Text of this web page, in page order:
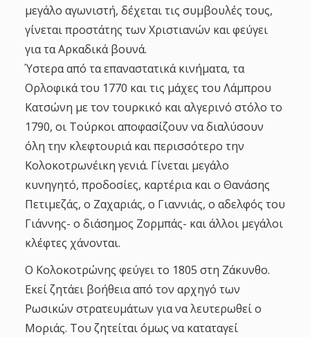
μεγάλο αγωνιστή, δέχεται τις συμβουλές τους,
γίνεται προστάτης των Χριστιανών και φεύγει
για τα Αρκαδικά βουνά.
Ύστερα από τα επαναστατικά κινήματα, τα
Ορλοφικά του 1770 και τις μάχες του Λάμπρου
Κατσώνη με τον τουρκικό και αλγερινό στόλο το
1790, οι Τούρκοι αποφασίζουν να διαλύσουν
όλη την κλεφτουριά και περισσότερο την
Κολοκοτρωνέικη γενιά. Γίνεται μεγάλο
κυνηγητό, προδοσίες, καρτέρια και ο Θανάσης
Πετιμεζάς, ο Ζαχαριάς, ο Γιαννιάς, ο αδελφός του
Γιάννης- ο διάσημος Ζορμπάς- και άλλοι μεγάλοι
κλέφτες χάνονται.
Ο Κολοκοτρώνης φεύγει το 1805 στη Ζάκυνθο.
Εκεί ζητάει βοήθεια από τον αρχηγό των
Ρωσικών στρατευμάτων για να λευτερωθεί ο
Μοριάς. Του ζητείται όμως να καταταγεί